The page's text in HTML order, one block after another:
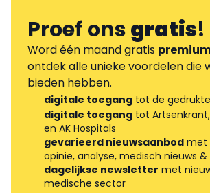
Proef onsgratis!
Word één maand gratis
ontdek alle unieke voordelen die
bieden hebben.
digitale toegang tot de
digitale toegang tot
en AK Hospitals
gevarieerd nieuwsaanbod met
opinie, analyse, medisch nieuws &
dagelijkse newsletter met
medische sector